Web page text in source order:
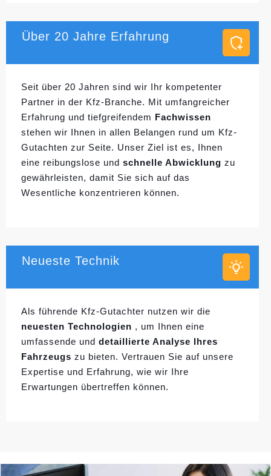
Über 20 Jahre Erfahrung
Seit über 20 Jahren sind wir Ihr kompetenter
Partner in der Kfz-Branche. Mit umfangreicher
Erfahrung und tiefgreifendem Fachwissen
stehen wir Ihnen in allen Belangen rund um Kfz-
Gutachten zur Seite. Unser Ziel ist es, Ihnen
eine reibungslose und schnelle Abwicklung zu
gewährleisten, damit Sie sich auf das
Wesentliche konzentrieren können.
Neueste Technik
Als führende Kfz-Gutachter nutzen wir die
neuesten Technologien , um Ihnen eine
umfassende und detaillierte Analyse Ihres
Fahrzeugs zu bieten. Vertrauen Sie auf unsere
Expertise und Erfahrung, wie wir Ihre
Erwartungen übertreffen können.